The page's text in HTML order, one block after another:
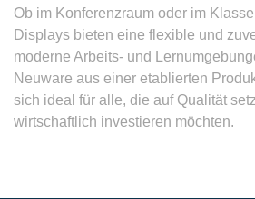
Ob im Konferenzraum oder im
Displays bieten eine flexible und
moderne Arbeits- und
Neuware aus einer etablierten
sich ideal für alle, die auf Qualität
wirtschaftlich investieren möchten.